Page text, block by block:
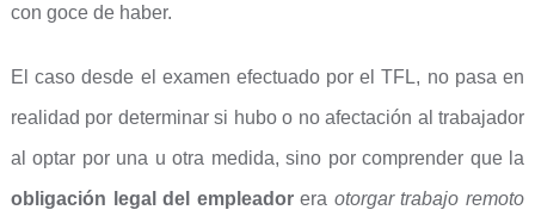
con goce de haber.
El caso desde el examen efectuado por el TFL, no pasa en
realidad por determinar si hubo o no afectación al trabajador
al optar por una u otra medida, sino por comprender que la
obligación legal del empleadorera otorgar trabajo remoto